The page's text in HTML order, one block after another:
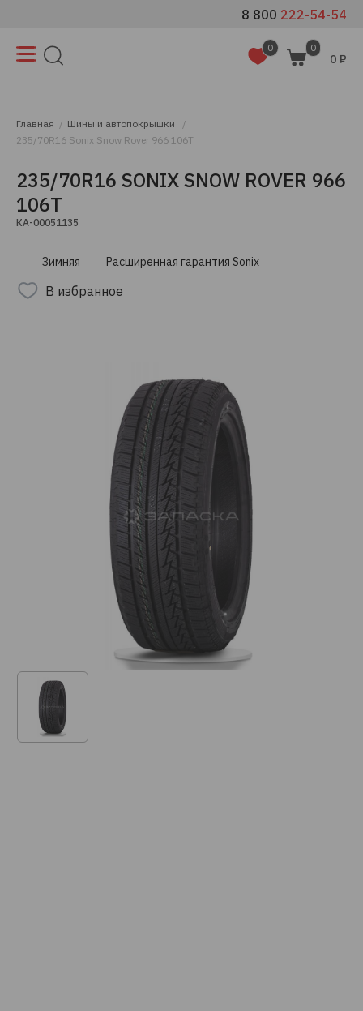
8 800 222-54-54
0 0
0 ₽
Главная
Шины и автопокрышки
235/70R16 Sonix Snow Rover 966 106T
235/70R16 SONIX SNOW ROVER 966
106T
КА-00051135
Зимняя Расширенная гарантия Sonix
В избранное